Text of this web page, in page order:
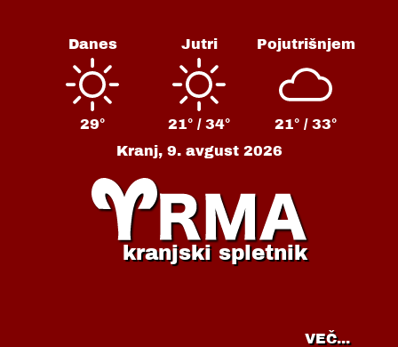
Danes
29°
Jutri
21° / 34°
Pojutrišnjem
21° / 33°
Kranj, 9. avgust 2026
kranjski spletnik
VEČ...